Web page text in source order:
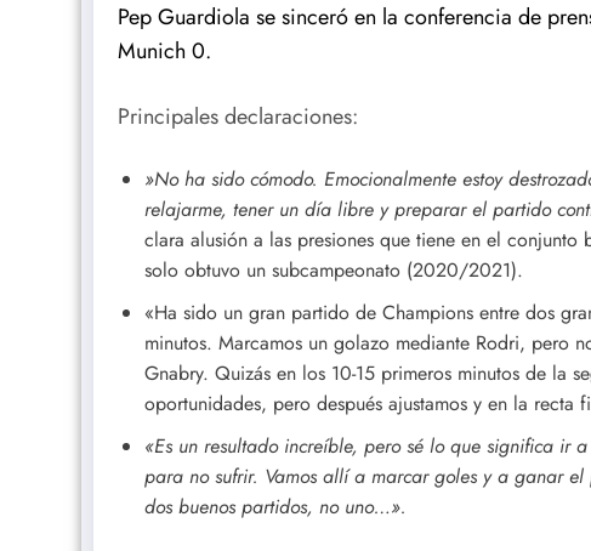
Pep Guardiola se sinceró en la conferencia de
Munich 0.
Principales declaraciones:
»No ha sido cómodo. Emocionalmente estoy
relajarme, tener un día libre y preparar el partido
clara alusión a las presiones que tiene en el
solo obtuvo un subcampeonato (2020/2021).
«Ha sido un gran partido de Champions entre dos
minutos. Marcamos un golazo mediante Rodri, pero
Gnabry. Quizás en los 10-15 primeros minutos de la
oportunidades, pero después ajustamos y en la recta
«Es un resultado increíble, pero sé lo que significa ir
para no sufrir. Vamos allí a marcar goles y a ganar
dos buenos partidos, no uno…».